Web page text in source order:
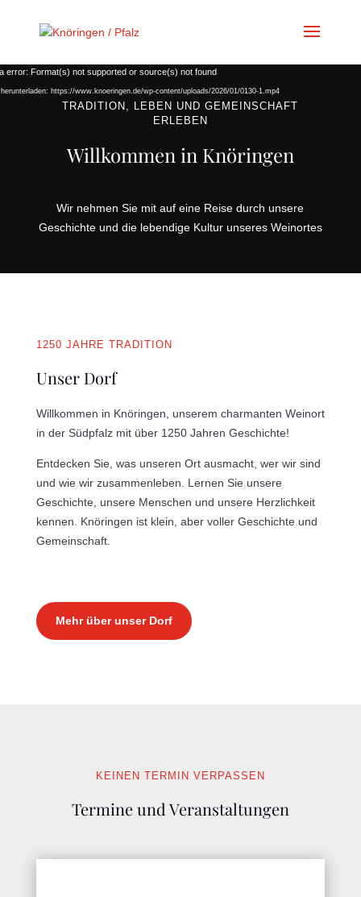
Video-
Player
error: Format(s) not supported or source(s) not found
https://www.knoeringen.de/wp-content/uploads/2026/01/0130-1.mp4
TRADITION, LEBEN UND GEMEINSCHAFT
ERLEBEN
Willkommen in Knöringen
Wir nehmen Sie mit auf eine Reise durch unsere
Geschichte und die lebendige Kultur unseres Weinortes
1250 JAHRE TRADITION
Unser Dorf
Willkommen in Knöringen, unserem charmanten Weinort
in der Südpfalz mit über 1250 Jahren Geschichte!
Entdecken Sie, was unseren Ort ausmacht, wer wir sind
und wie wir zusammenleben. Lernen Sie unsere
Geschichte, unsere Menschen und unsere Herzlichkeit
kennen. Knöringen ist klein, aber voller Geschichte und
Gemeinschaft.
Mehr über unser Dorf
KEINEN TERMIN VERPASSEN
Termine und Veranstaltungen